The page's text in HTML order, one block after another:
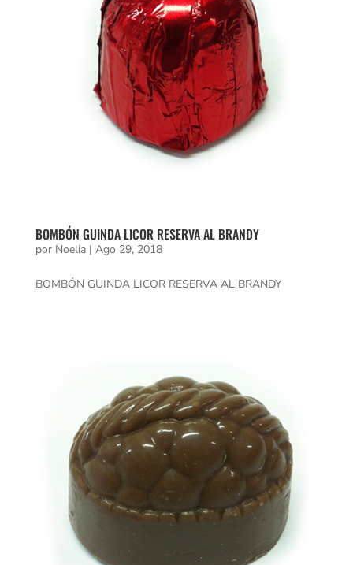
BOMBÓN GUINDA LICOR RESERVA AL BRANDY
por Noelia| Ago 29, 2018
BOMBÓN GUINDA LICOR RESERVA AL BRANDY